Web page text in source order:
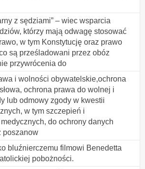
z sędziami” – wiec wsparcia
którzy mają odwagę stosować
w tym Konstytucję oraz prawo
są prześladowani przez obóz
przywrócenia do
i wolności obywatelskie,ochrona
ochrona prawa do wolnej i
lub odmowy zgody w kwestii
w tym szczepień i
do ochrony danych
poszanow
bluźnierczemu filmowi Benedetta
pobożności.